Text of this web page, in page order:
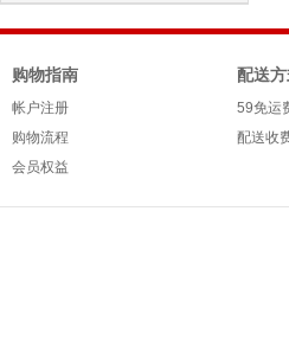
购物指南
帐户注册
购物流程
会员权益
配送
59免运
配送收